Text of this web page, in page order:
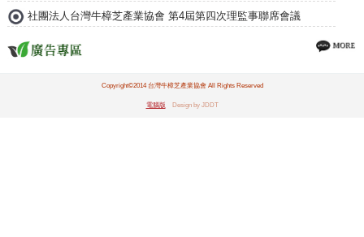
社團法人台灣牛樟芝產業協會 第4屆第四次理監事聯席會議
Copyright©2014 台灣牛樟芝產業協會 All Rights Reserved
電腦版 Design by JDDT